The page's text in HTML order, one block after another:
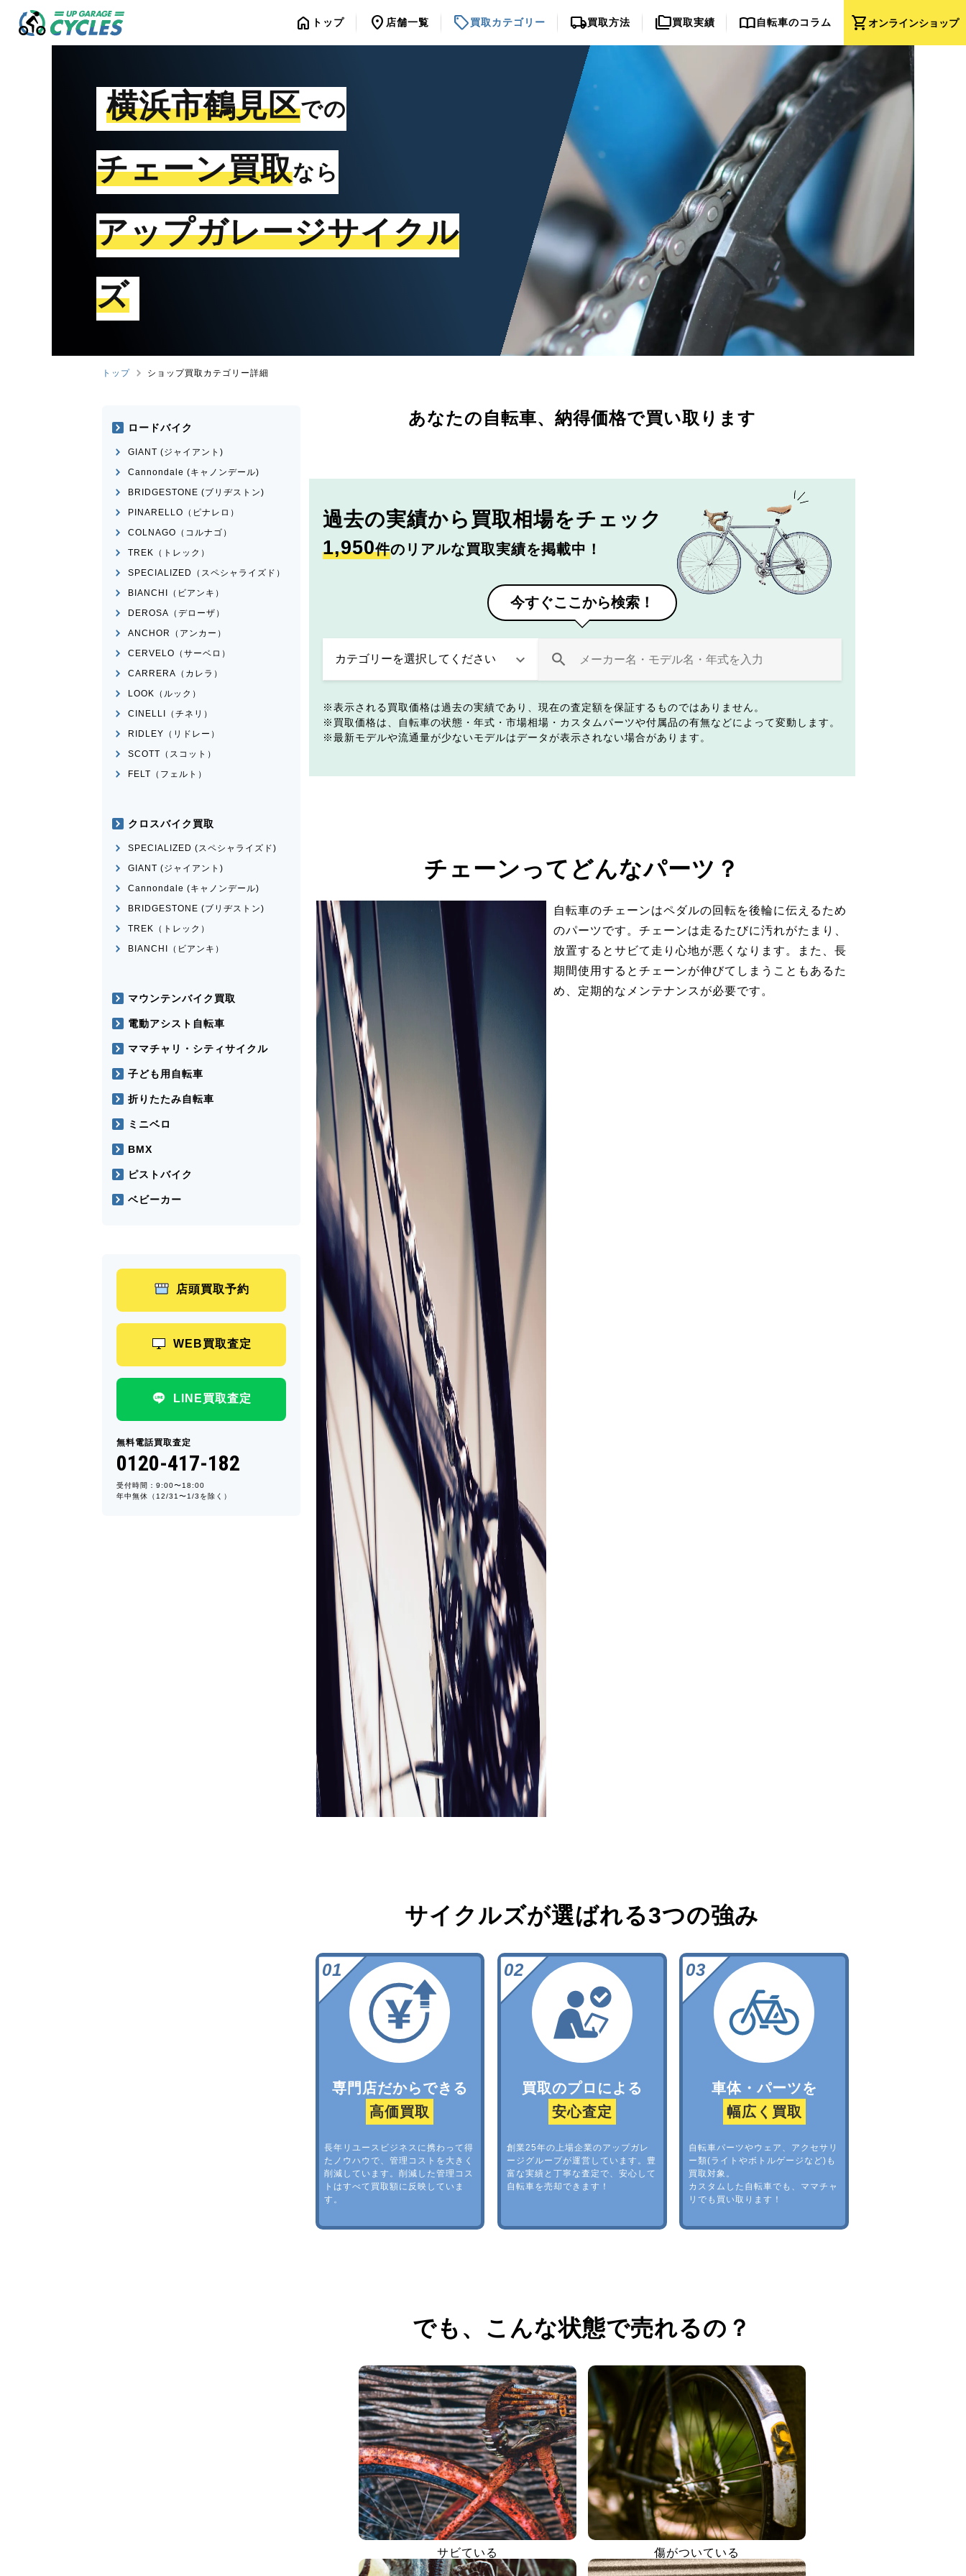
shopping_cartオンラインショップ
home トップ location_on 店舗一覧 sell買取カテゴリー local_shipping買取方法 folder_copy買取実績 import_contacts自転車のコラム
横浜市鶴見区での
チェーン買取なら
アップガレージサイクル
ズ
トップ ショップ買取カテゴリー詳細
あなたの自転車、 納得価格で買い取ります
過去の実績から 買取相場をチェック
1,950件のリアルな買取実績を掲載中！
今すぐここから検索！
表示される買取価格は過去の実績であり、現在の査定額を保証するものではありません。
買取価格は、自転車の状態・年式・市場相場・カスタムパーツや付属品の有無などによって変動します。
最新モデルや流通量が少ないモデルはデータが表示されない場合があります。
チェーンってどんなパーツ？
自転車のチェーンはペダルの回転を後輪に伝えるため
のパーツです。チェーンは走るたびに汚れがたまり、
放置するとサビて走り心地が悪くなります。また、長
期間使用するとチェーンが伸びてしまうこともあるた
め、定期的なメンテナンスが必要です。
サイクルズが選ばれる3つの強み
専門店だからできる
高価買取
長年リユースビジネスに携わって得
たノウハウで、管理コストを大きく
削減しています。削減した管理コス
トはすべて買取額に反映していま
す。
買取のプロによる
安心査定
創業25年の上場企業のアップガレ
ージグループが運営しています。豊
富な実績と丁寧な査定で、安心して
自転車を売却できます！
車体・パーツを
幅広く買取
自転車パーツやウェア、アクセサリ
ー類(ライトやボトルゲージなど)も
買取対象。
カスタムした自転車でも、ママチャ
リでも買い取ります！
でも、 こんな状態で売れるの？
サビている 傷がついている
ロードバイク
GIANT (ジャイアント)
Cannondale (キャノンデール)
BRIDGESTONE (ブリヂストン)
PINARELLO（ピナレロ）
COLNAGO（コルナゴ）
TREK（トレック）
SPECIALIZED（スペシャライズド）
BIANCHI（ビアンキ）
DEROSA（デローザ）
ANCHOR（アンカー）
CERVELO（サーベロ）
CARRERA（カレラ）
LOOK（ルック）
CINELLI（チネリ）
RIDLEY（リドレー）
SCOTT（スコット）
FELT（フェルト）
クロスバイク買取
SPECIALIZED (スペシャライズド)
GIANT (ジャイアント)
Cannondale (キャノンデール)
BRIDGESTONE (ブリヂストン)
TREK（トレック）
BIANCHI（ビアンキ）
マウンテンバイク買取
電動アシスト自転車
ママチャリ・シティサイクル
子ども用自転車
折りたたみ自転車
ミニベロ
BMX
ピストバイク
ベビーカー
店頭買取予約
WEB買取査定
LINE買取査定
無料電話買取査定
0120-417-182
受付時間：9:00〜18:00
年中無休（12/31〜1/3を除く）